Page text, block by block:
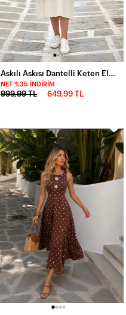
NET %35 İNDIRIM
999,99 TL 649,99 TL